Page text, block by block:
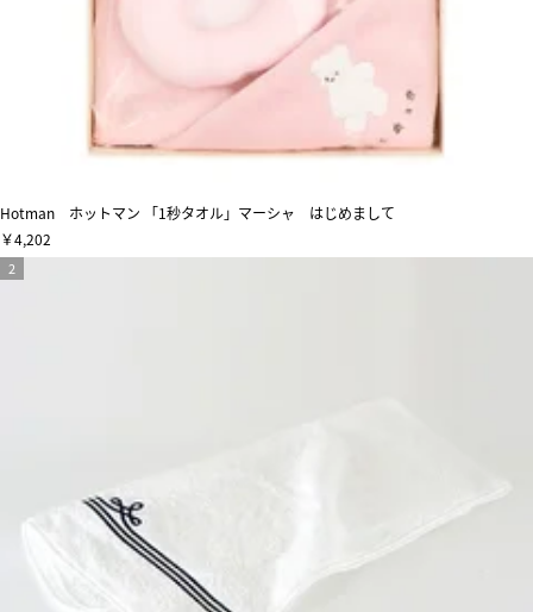
Hotman ホットマン 「1秒タオル」マーシャ はじめまして
￥4,202